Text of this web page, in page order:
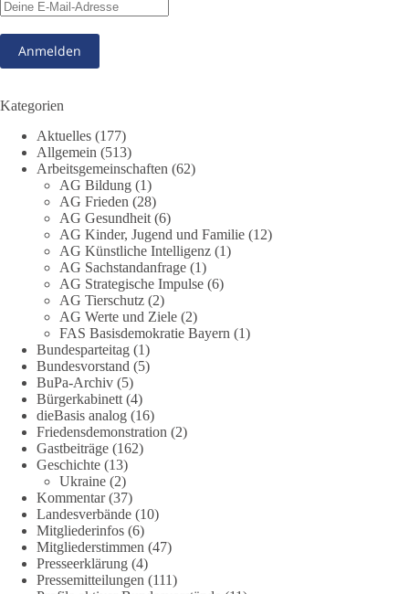
Voraussetzung für Freiheit, Wirtschaft und den Alltag der
dieBasis steht für eine bezahlbare, sichere und unabhängige
Strommangel verwaltet, sondern daran, wie sie ihn verhindert!
Quellen:https://apollo-news.net/geheimplan-energiekrise-
bundesnetzagentur-bereitet-sich-auf-strommangel-ueber-
mehrere-tage-bis-wochen-vor/
https://www.merkur.de/deutschland/der-geheimplan-gegen-
stromausfalle-der-bundesnetzagentur-zr-94423201.html?
utm_source=chatgpt.com
🟩🟩🟦🟦🟥🟥🟧🟧
Wieder ein Beispiel dafür, warum wir 1 Milliarde für freie
Medien fordern sollten: 👉 Jetzt Petition unterzeichnen
#dieBasis #Energie #Versorgungssicherheit
#Technologieoffen #Resilienz
158 26 69
DieBasis
1 Tag zuvor
Kategorien
Aktuelles (177)
Allgemein (513)
Arbeitsgemeinschaften (62)
AG Bildung (1)
AG Frieden (28)
AG Gesundheit (6)
AG Kinder, Jugend und Familie (12)
AG Künstliche Intelligenz (1)
AG Sachstandanfrage (1)
AG Strategische Impulse (6)
AG Tierschutz (2)
AG Werte und Ziele (2)
FAS Basisdemokratie Bayern (1)
Bundesparteitag (1)
Bundesvorstand (5)
BuPa-Archiv (5)
Bürgerkabinett (4)
dieBasis analog (16)
Friedensdemonstration (2)
Gastbeiträge (162)
Geschichte (13)
Ukraine (2)
Kommentar(37)
Landesverbände (10)
Mitgliederinfos (6)
Mitgliederstimmen (47)
Presseerklärung (4)
Pressemitteilungen (111)